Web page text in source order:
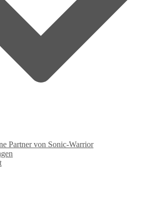
Partner von Sonic‑Warrior